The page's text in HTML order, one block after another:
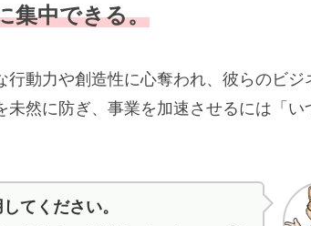
集中できる。
動力や創造性に心奪われ、彼らのビジ
然に防ぎ、事業を加速させるには「い
てください。